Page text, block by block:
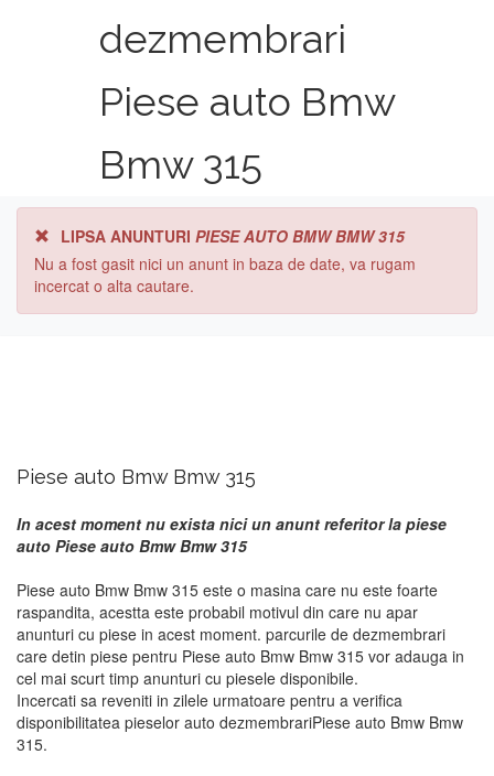
dezmembrari
Piese auto Bmw
Bmw 315
LIPSA ANUNTURI PIESE AUTO BMW BMW 315
Nu a fost gasit nici un anunt in baza de date, va rugam
incercat o alta cautare.
Piese auto Bmw Bmw 315
In acest moment nu exista nici un anunt referitor la piese
auto Piese auto Bmw Bmw 315
Piese auto Bmw Bmw 315 este o masina care nu este foarte
raspandita, acestta este probabil motivul din care nu apar
anunturi cu piese in acest moment. parcurile de dezmembrari
care detin piese pentru Piese auto Bmw Bmw 315 vor adauga in
cel mai scurt timp anunturi cu piesele disponibile.
Incercati sa reveniti in zilele urmatoare pentru a verifica
disponibilitatea pieselor auto dezmembrariPiese auto Bmw Bmw
315.